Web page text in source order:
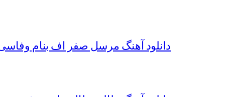
دانلود آهنگ مرسل صفر اف بنام